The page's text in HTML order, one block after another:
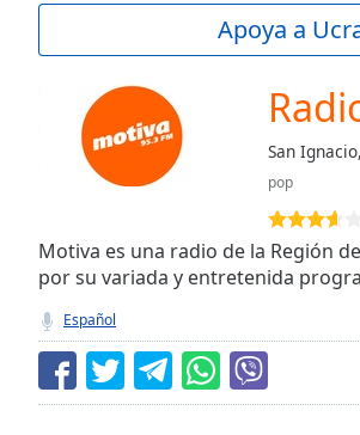
Current
Seek to
currently
LIVE
Remaining
Apoya a
San
pop
Motiva es una radio de la Región
por su variada y entretenida
Español